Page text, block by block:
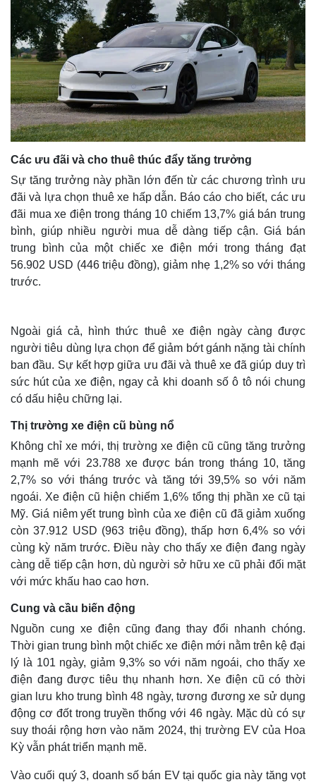
Thế giới
Quan sát
Cuộc sống đó đây
Hồ sơ
Video
Ảnh
E-Magazine
Infographic
Các ưu đãi và cho thuê thúc đẩy tăng trưởng
Sự tăng trưởng này phần lớn đến từ các chương trình ưu
đãi và lựa chọn thuê xe hấp dẫn. Báo cáo cho biết, các ưu
đãi mua xe điện trong tháng 10 chiếm 13,7% giá bán trung
bình, giúp nhiều người mua dễ dàng tiếp cận. Giá bán
trung bình của một chiếc xe điện mới trong tháng đạt
56.902 USD (446 triệu đồng), giảm nhẹ 1,2% so với tháng
trước.
Ngoài giá cả, hình thức thuê xe điện ngày càng được
người tiêu dùng lựa chọn để giảm bớt gánh nặng tài chính
ban đầu. Sự kết hợp giữa ưu đãi và thuê xe đã giúp duy trì
sức hút của xe điện, ngay cả khi doanh số ô tô nói chung
có dấu hiệu chững lại.
Thị trường xe điện cũ bùng nổ
Không chỉ xe mới, thị trường xe điện cũ cũng tăng trưởng
mạnh mẽ với 23.788 xe được bán trong tháng 10, tăng
2,7% so với tháng trước và tăng tới 39,5% so với năm
ngoái. Xe điện cũ hiện chiếm 1,6% tổng thị phần xe cũ tại
Mỹ. Giá niêm yết trung bình của xe điện cũ đã giảm xuống
còn 37.912 USD (963 triệu đồng), thấp hơn 6,4% so với
cùng kỳ năm trước. Điều này cho thấy xe điện đang ngày
càng dễ tiếp cận hơn, dù người sở hữu xe cũ phải đối mặt
với mức khấu hao cao hơn.
Cung và cầu biến động
Nguồn cung xe điện cũng đang thay đổi nhanh chóng.
Thời gian trung bình một chiếc xe điện mới nằm trên kệ đại
lý là 101 ngày, giảm 9,3% so với năm ngoái, cho thấy xe
điện đang được tiêu thụ nhanh hơn. Xe điện cũ có thời
gian lưu kho trung bình 48 ngày, tương đương xe sử dụng
động cơ đốt trong truyền thống với 46 ngày. Mặc dù có sự
suy thoái rộng hơn vào năm 2024, thị trường EV của Hoa
Kỳ vẫn phát triển mạnh mẽ.
Vào cuối quý 3, doanh số bán EV tại quốc gia này tăng vọt